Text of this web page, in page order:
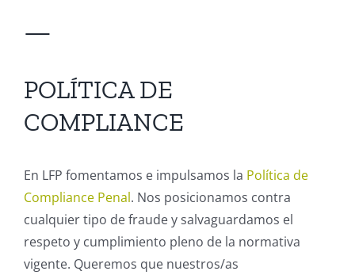
—
POLÍTICA DE
COMPLIANCE
En LFP fomentamos e impulsamos la Política de
Compliance Penal. Nos posicionamos contra
cualquier tipo de fraude y salvaguardamos el
respeto y cumplimiento pleno de la normativa
vigente. Queremos que nuestros/as